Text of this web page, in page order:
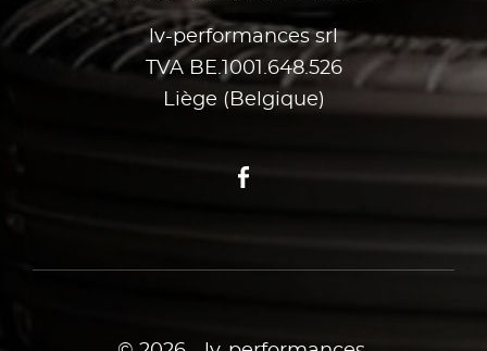
lv-performances srl
TVA BE.1001.648.526
Liège (Belgique)